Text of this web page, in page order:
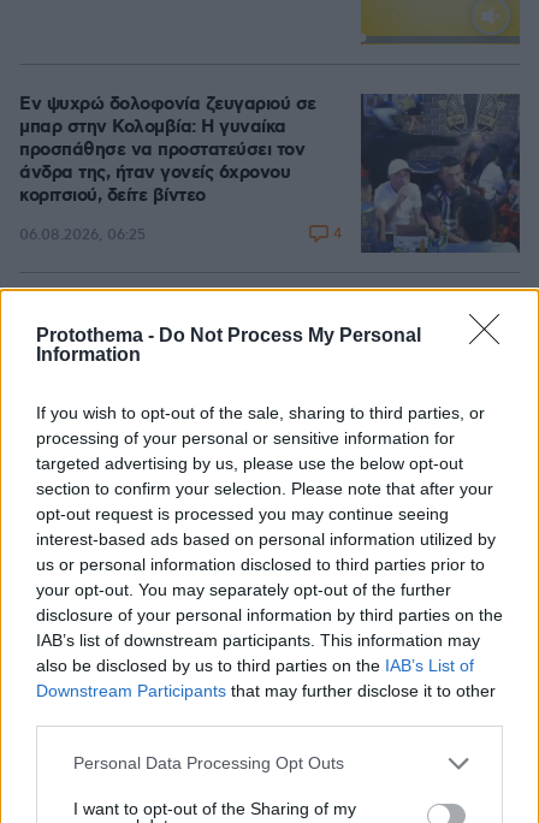
Protothema - Do Not Process My Personal
Information
If you wish to opt-out of the sale, sharing to third parties, or
processing of your personal or sensitive information for
targeted advertising by us, please use the below opt-out
section to confirm your selection. Please note that after your
opt-out request is processed you may continue seeing
interest-based ads based on personal information utilized by
us or personal information disclosed to third parties prior to
your opt-out. You may separately opt-out of the further
disclosure of your personal information by third parties on the
IAB’s list of downstream participants. This information may
also be disclosed by us to third parties on the IAB’s List of
Downstream Participants that may further disclose it to other
Please note that this website/app uses one or more Google
not limited to your visit or usage behaviour. You may click to
Personal Data Processing Opt Outs
I want to opt-out of the Sharing of my
Loaded:
Εν ψυχρώ δολοφονία ζευγαριού σε
μπαρ στην Κολομβία: Η γυναίκα
προσπάθησε να προστατεύσει τον
άνδρα της, ήταν γονείς 6χρονου
κοριτσιού, δείτε βίντεο
06.08.2026, 06:25 4
τελευταίου σου ταξιδιού»: Συγκινεί ο
αδελφός του υπάρχου του Superferry
06.08.2026, 08:25
Πώς μπήκε η γαλλική σφραγίδα στο
καλώδιο Ελλάδας-Κύπρου: Η
γεωπολιτική σημασία της εμπλοκής
της Meridiam
06.08.2026, 07:23
Games